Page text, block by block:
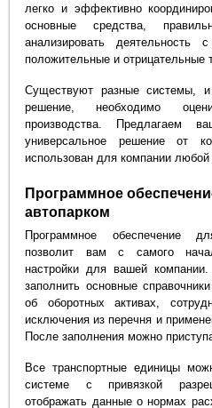
легко и эффективно
основные средства,
анализировать деятельность
положительные и отрицательные
Существуют разные системы,
решение, необходимо
производства. Предлагаем
универсальное решение от
использован для компании
Программное
автопарком
Программное обеспечение
позволит вам с самого
настройки для вашей
заполнить основные
об оборотных активах,
исключения из перечня и
После заполнения можно
Все транспортные единицы
системе с привязкой
отображать данные о нормах